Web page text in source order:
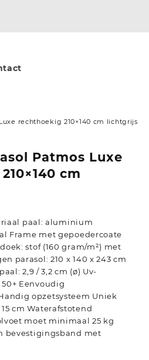
rechthoekig 210×140 cm lichtgrijs
Patmos Luxe
cm
paal: aluminium
Frame met gepoedercoate
stof (160 gram/m²) met
parasol: 210 x 140 x 243 cm
2,9 / 3,2 cm (ø) Uv-
Eenvoudig
opzetsysteem Uniek
cm Waterafstotend
moet minimaal 25 kg
bevestigingsband met